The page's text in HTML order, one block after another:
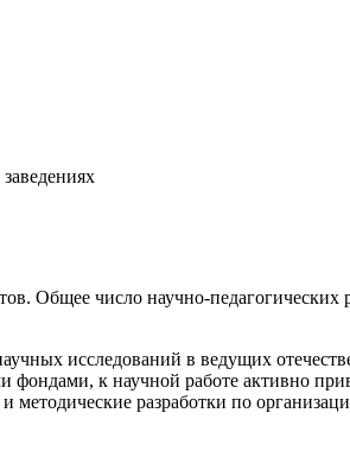
Общее число научно-педагогических
исследований в ведущих
к научной работе активно
разработки по